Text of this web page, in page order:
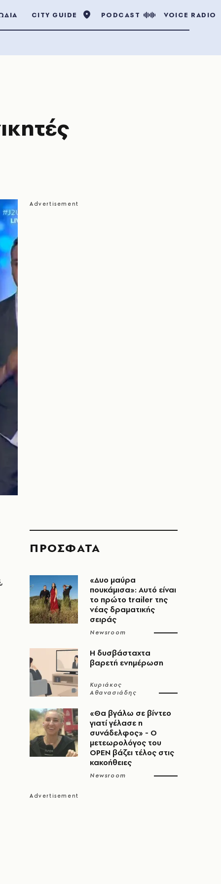
CITY GUIDE PODCAST VOICE RADIO
,
ΠΡΟΣΦΑΤΑ
«Δυο μαύρα
πουκάμισα»: Αυτό είναι
το πρώτο trailer της
νέας δραματικής
σειράς
Newsroom
Η δυσβάσταχτα
βαρετή ενημέρωση
Κυριάκος
Αθανασιάδης
«Θα βγάλω σε βίντεο
γιατί γέλασε η
συνάδελφος» - Ο
μετεωρολόγος του
OPEN βάζει τέλος στις
κακοήθειες
Newsroom